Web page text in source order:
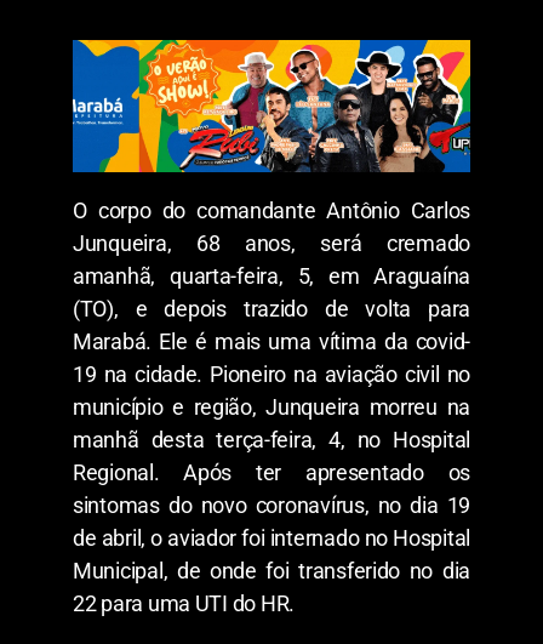
O corpo do comandante Antônio Carlos
Junqueira, 68 anos, será cremado
amanhã, quarta-feira, 5, em Araguaína
(TO), e depois trazido de volta para
Marabá. Ele é mais uma vítima da covid-
19 na cidade. Pioneiro na aviação civil no
município e região, Junqueira morreu na
manhã desta terça-feira, 4, no Hospital
Regional. Após ter apresentado os
sintomas do novo coronavírus, no dia 19
de abril, o aviador foi internado no Hospital
Municipal, de onde foi transferido no dia
22 para uma UTI do HR.